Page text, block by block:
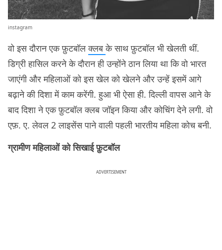
instagram
वो इस दौरान एक फ़ुटबॉलक्लबके साथ फ़ुटबॉल भी खेलती थीं.
डिग्री हासिल करने के दौरान ही उन्होंने ठान लिया था कि वो भारत
जाएंगी और महिलाओं को इस खेल को खेलने और उन्हें इसमें आगे
बढ़ाने की दिशा में काम करेंगी. हुआ भी ऐसा ही. दिल्ली वापस आने के
बाद दिशा ने एक फ़ुटबॉल क्लब जॉइन किया और कोचिंग देने लगी. वो
एफ़. ए. लेवल 2 लाइसेंस पाने वाली पहली भारतीय महिला कोच बनी.
ग्रामीण महिलाओं को सिखाई फ़ुटबॉल
ADVERTISEMENT